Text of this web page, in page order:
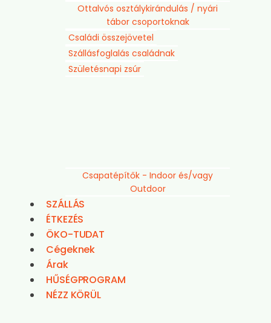
Ottalvós osztálykirándulás / nyári
tábor csoportoknak
Családi összejövetel
Szállásfoglalás családnak
Születésnapi zsúr
Csapatépítők - Indoor és/vagy
Outdoor
SZÁLLÁS
ÉTKEZÉS
ÖKO-TUDAT
Cégeknek
Árak
HŰSÉGPROGRAM
NÉZZ KÖRÜL